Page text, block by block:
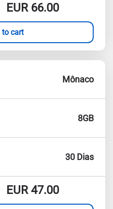
EUR66.00
to cart
Mônaco
8GB
30 Dias
EUR47.00